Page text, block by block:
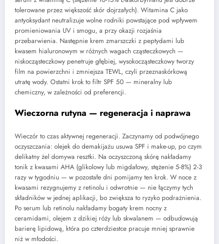
tolerowane przez większość skór dojrzałych). Witamina C jako
antyoksydant neutralizuje wolne rodniki powstające pod wpływem
promieniowania UV i smogu, a przy okazji rozjaśnia
przebarwienia. Następnie krem zmarszczki z peptydami lub
kwasem hialuronowym w różnych wagach cząsteczkowych —
niskocząsteczkowy penetruje głębiej, wysokocząsteczkowy tworzy
film na powierzchni i zmniejsza TEWL, czyli przeznaskórkową
utratę wody. Ostatni krok to filtr SPF 50 — mineralny lub
chemiczny, w zależności od preferencji.
Wieczorna rutyna — regeneracja i naprawa
Wieczór to czas aktywnej regeneracji. Zaczynamy od podwójnego
oczyszczania: olejek do demakijażu usuwa SPF i make-up, po czym
delikatny żel domywa resztki. Na oczyszczoną skórę nakładamy
tonik z kwasami AHA (glikolowy lub migdałowy, stężenie 5-8%) 2-3
razy w tygodniu — w pozostałe dni pomijamy ten krok. W noce z
kwasami rezygnujemy z retinolu i odwrotnie — nie łączymy tych
składników w jednej aplikacji, bo zwiększa to ryzyko podrażnienia.
Po serum lub retinolu nakładamy bogaty krem nocny z
ceramidami, olejem z dzikiej róży lub skwalanem — odbudowują
barierę lipidową, która po czterdziestce pracuje mniej sprawnie
niż w młodości.